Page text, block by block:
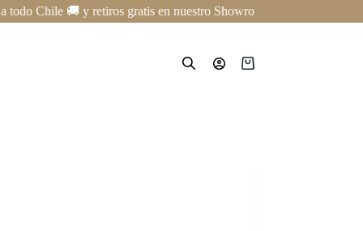
Chile 🚚 y retiros gratis en nuestro Showroom en Providencia ✨ |
Carro